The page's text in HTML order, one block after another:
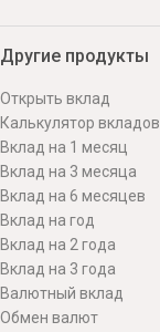
Другие продукты
Открыть вклад
Калькулятор вкладов
Вклад на 1 месяц
Вклад на 3 месяца
Вклад на 6 месяцев
Вклад на год
Вклад на 2 года
Вклад на 3 года
Валютный вклад
Обмен валют